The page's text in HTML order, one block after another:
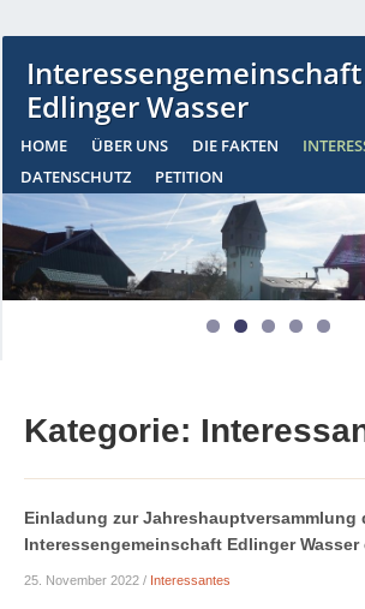
Interessengemeinschaft
Edlinger Wasser
HOME ÜBER UNS DIE FAKTEN
DATENSCHUTZ
PETITION
Kategorie:
Einladung zur Jahreshauptversammlung
Interessengemeinschaft Edlinger Wasser
25. November 2022 / Interessantes